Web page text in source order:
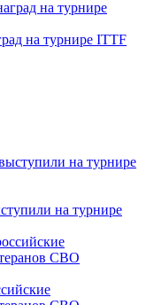
на турнире ITTF
на турнире